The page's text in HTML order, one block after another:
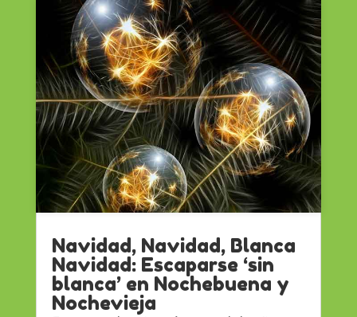
Navidad, Navidad, Blanca
Navidad: Escaparse ‘sin
blanca’ en Nochebuena y
Nochevieja